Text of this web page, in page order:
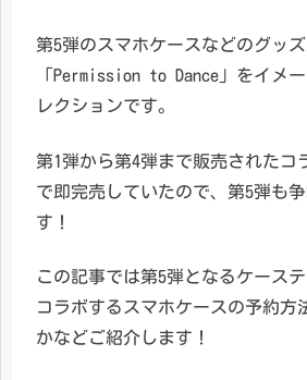
第5弾のスマホケースなどのグッズ
「Permission to Dance」をイメ
レクションです。
第1弾から第4弾まで販売されたコ
で即完売していたので、第5弾も
す！
この記事では第5弾となるケーステ
コラボするスマホケースの予約方
かなどご紹介します！